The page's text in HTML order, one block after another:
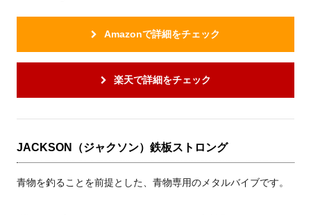
Amazonで詳細をチェック
楽天で詳細をチェック
JACKSON（ジャクソン）鉄板ストロング
青物を釣ることを前提とした、青物専用のメタルバイブです。